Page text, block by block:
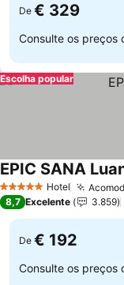
De € 329
Consulte os preços
Escolha popular
5 Estrelas Hotel
EPIC SANA
8,7 Excelente 3.859
De € 192
Consulte os preços